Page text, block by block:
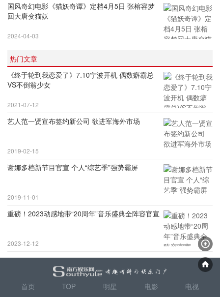
国风奇幻电影《猫妖奇谭》定档4月5日 张榕容梦
回大唐变猫妖
2024-04-03
热门文章
《终于轮到我恋爱了》7.10宁波开机 偶数癖霸总
VS不倒翁少女
2021-07-12
艺人范一贤宣布签约新公司 欲进军海外市场
2019-02-15
谢娜多档新节目官宣 个人“综艺季”强势霸屏
2019-11-01
重磅！2023动感地带“20周年”音乐盛典全阵容官宣
2023-12-12
首页 TOP 明星 电影 电视